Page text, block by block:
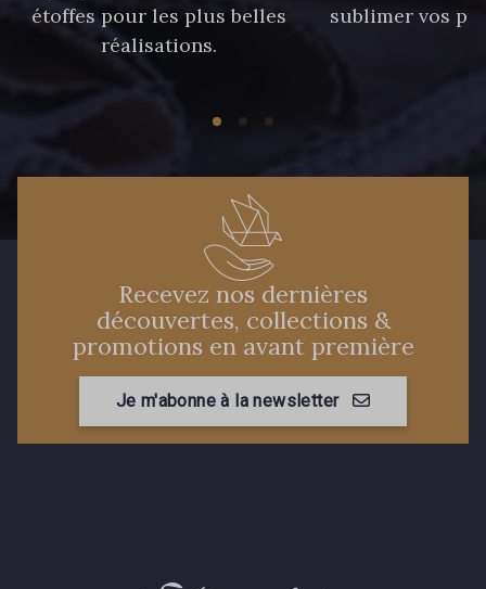
étoffes pour les plus belles
réalisations.
sublimer vos
Recevez nos dernières
découvertes, collections &
promotions en avant première
Je m'abonne à la newsletter